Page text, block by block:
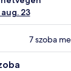
aug. 23
7 szoba
található.
egy íróasztal
Egy